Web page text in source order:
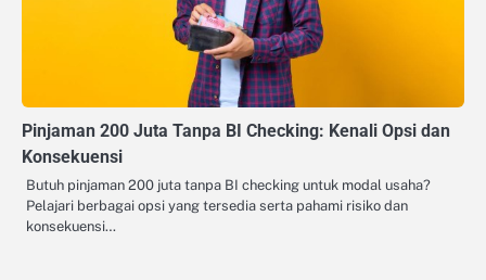
Pinjaman 200 Juta Tanpa BI Checking: Kenali Opsi dan
Konsekuensi
Butuh pinjaman 200 juta tanpa BI checking untuk modal usaha?
Pelajari berbagai opsi yang tersedia serta pahami risiko dan
konsekuensi…